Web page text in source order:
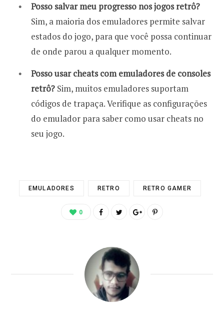
Posso salvar meu progresso nos jogos retrô?
Sim, a maioria dos emuladores permite salvar
estados do jogo, para que você possa continuar
de onde parou a qualquer momento.
Posso usar cheats com emuladores de consoles
retrô? Sim, muitos emuladores suportam
códigos de trapaça. Verifique as configurações
do emulador para saber como usar cheats no
seu jogo.
EMULADORES RETRO RETRO GAMER
0